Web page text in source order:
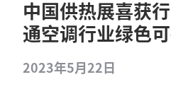
中国供热展喜获
通空调行业绿色
2023年5月22日